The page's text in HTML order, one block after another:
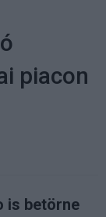
piacon
is betörne